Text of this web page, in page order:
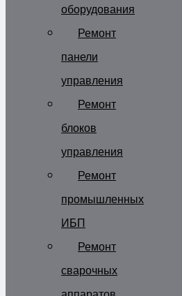
оборудования
Ремонт
панели
управления
Ремонт
блоков
управления
Ремонт
промышленных
ИБП
Ремонт
сварочных